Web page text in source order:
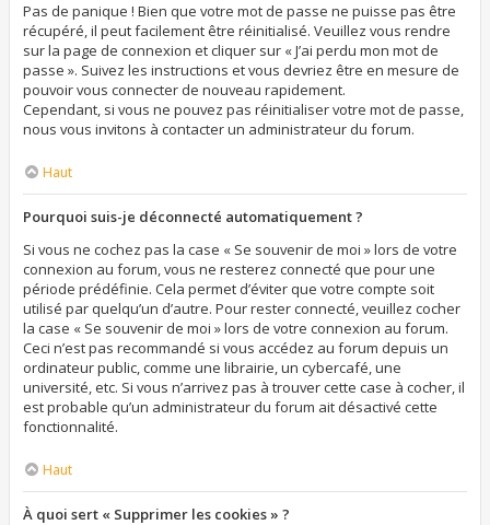
Pas de panique ! Bien que votre mot de passe ne puisse pas être
récupéré, il peut facilement être réinitialisé. Veuillez vous rendre
sur la page de connexion et cliquer sur « J’ai perdu mon mot de
passe ». Suivez les instructions et vous devriez être en mesure de
pouvoir vous connecter de nouveau rapidement.
Cependant, si vous ne pouvez pas réinitialiser votre mot de passe,
nous vous invitons à contacter un administrateur du forum.
Haut
Pourquoi suis-je déconnecté automatiquement ?
Si vous ne cochez pas la case « Se souvenir de moi » lors de votre
connexion au forum, vous ne resterez connecté que pour une
période prédéfinie. Cela permet d’éviter que votre compte soit
utilisé par quelqu’un d’autre. Pour rester connecté, veuillez cocher
la case « Se souvenir de moi » lors de votre connexion au forum.
Ceci n’est pas recommandé si vous accédez au forum depuis un
ordinateur public, comme une librairie, un cybercafé, une
université, etc. Si vous n’arrivez pas à trouver cette case à cocher, il
est probable qu’un administrateur du forum ait désactivé cette
fonctionnalité.
Haut
À quoi sert « Supprimer les cookies » ?